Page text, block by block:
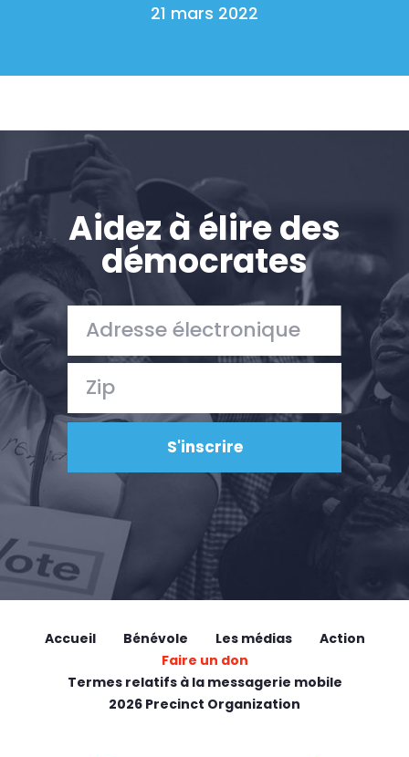
21 mars 2022
Aidez à élire des
démocrates
Accueil Bénévole Les médias
Action
Faire un don
Termes relatifs à la messagerie mobile
2026 Precinct Organization